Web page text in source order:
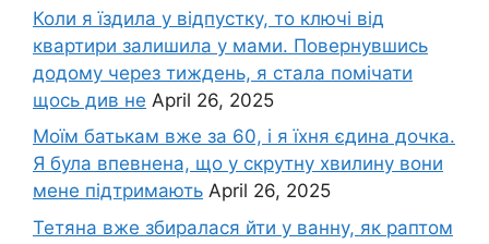
Коли я їздила у відпустку, то ключі від
квартири залишила у мами. Повернувшись
додому через тиждень, я стала помічати
щось див не April 26, 2025
Моїм батькам вже за 60, і я їхня єдина дочка.
Я була впевнена, що у скрутну хвилину вони
мене підтримають April 26, 2025
Тетяна вже збиралася йти у ванну, як раптом